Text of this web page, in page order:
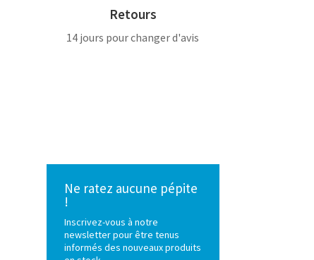
Retours
14 jours pour changer d'avis
Ne ratez aucune pépite
!
Inscrivez-vous à notre
newsletter pour être tenus
informés des nouveaux produits